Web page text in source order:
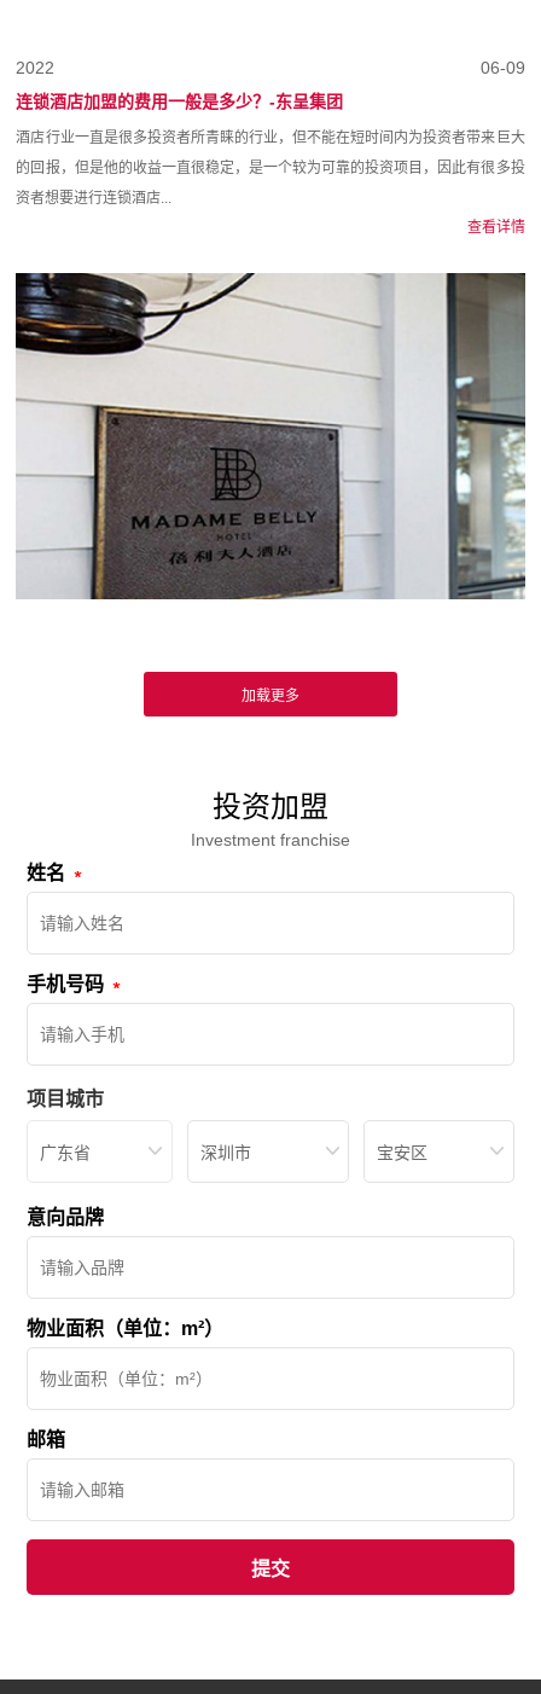
06-09
2022
连锁酒店加盟的费用一般是多少？-东呈集团
酒店行业一直是很多投资者所青睐的行业，但不能在短时间内为投资者带来巨大
的回报，但是他的收益一直很稳定，是一个较为可靠的投资项目，因此有很多投
资者想要进行连锁酒店...
查看详情
投资加盟
Investment franchise
姓名
手机号码
项目城市
广东省 深圳市 宝安区
意向品牌
物业面积（单位：m²）
邮箱